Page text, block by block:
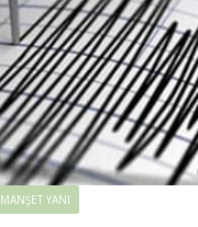
MANŞET YANI